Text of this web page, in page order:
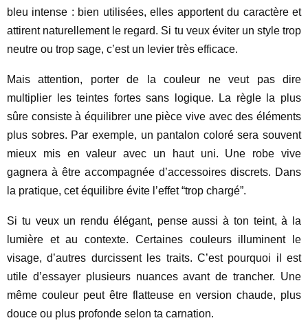
bleu intense : bien utilisées, elles apportent du caractère et
attirent naturellement le regard. Si tu veux éviter un style trop
neutre ou trop sage, c’est un levier très efficace.
Mais attention, porter de la couleur ne veut pas dire
multiplier les teintes fortes sans logique. La règle la plus
sûre consiste à équilibrer une pièce vive avec des éléments
plus sobres. Par exemple, un pantalon coloré sera souvent
mieux mis en valeur avec un haut uni. Une robe vive
gagnera à être accompagnée d’accessoires discrets. Dans
la pratique, cet équilibre évite l’effet “trop chargé”.
Si tu veux un rendu élégant, pense aussi à ton teint, à la
lumière et au contexte. Certaines couleurs illuminent le
visage, d’autres durcissent les traits. C’est pourquoi il est
utile d’essayer plusieurs nuances avant de trancher. Une
même couleur peut être flatteuse en version chaude, plus
douce ou plus profonde selon ta carnation.